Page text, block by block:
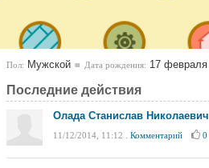
Пол: Мужской Дата рождения: 17 февраля
Последние действия
Олада Станислав Николаевич
11/12/2014, 11:12 Комментарий 0